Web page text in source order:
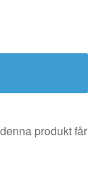
produkt får